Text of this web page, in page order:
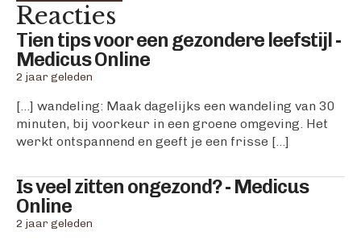
Reacties
Tien tips voor een gezondere leefstijl -
Medicus Onlinesays:
2 jaar geleden
[…] wandeling: Maak dagelijks een wandeling van 30
minuten, bij voorkeur in een groene omgeving. Het
werkt ontspannend en geeft je een frisse […]
Is veel zitten ongezond? - Medicus
Onlinesays:
2 jaar geleden